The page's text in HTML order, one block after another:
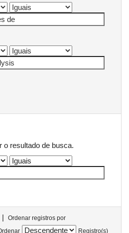
o resultado de busca.
|
Ordenar registros por
Registro(s)